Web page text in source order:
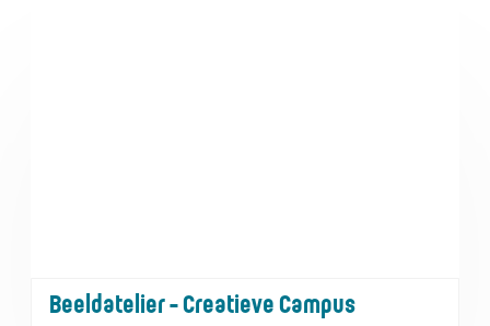
Beeldatelier - Creatieve Campus